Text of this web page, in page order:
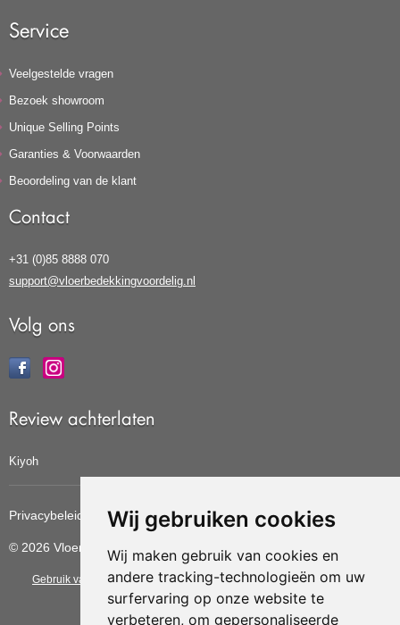
Wij gebruiken cookies
Wij maken gebruik van cookies en
andere tracking-technologieën om uw
surfervaring op onze website te
verbeteren, om gepersonaliseerde
Service
Veelgestelde vragen
Bezoek showroom
Unique Selling Points
Garanties & Voorwaarden
Beoordeling van de klant
Contact
+31 (0)85 8888 070
support@vloerbedekkingvoordelig.nl
Volg ons
Review achterlaten
Kiyoh
Privacybeleid Cookiebeleid Update cookies voorkeuren
© 2026 Vloerbedekkingvoordelig
Gebruik van deze site betekent dat u dealgemene voorwaarden van CBW